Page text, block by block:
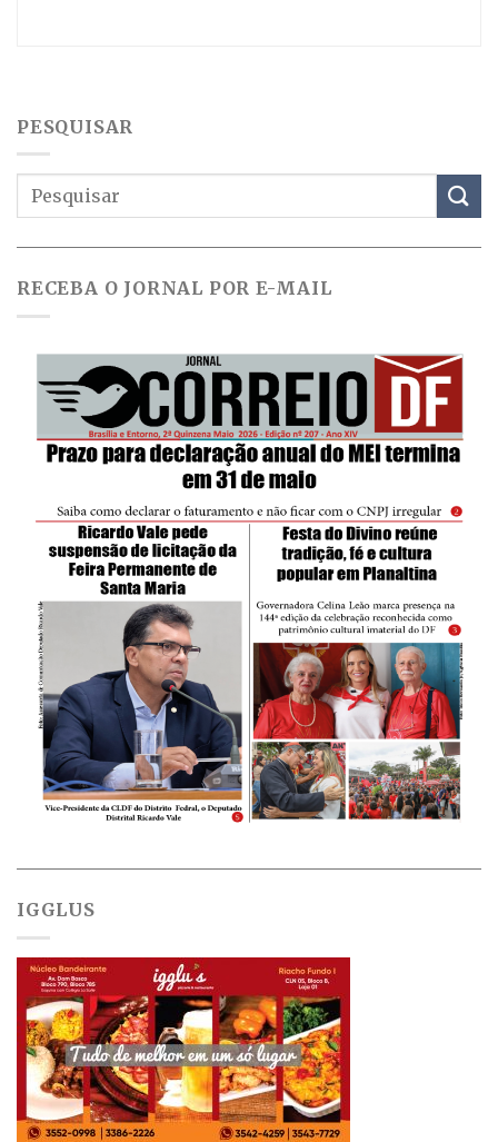
PESQUISAR
RECEBA O JORNAL POR E-MAIL
IGGLUS